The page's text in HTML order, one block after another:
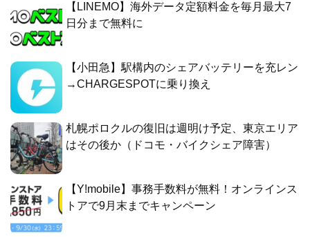
【LINEMO】海外データ定額料金を毎月最大7
日分まで無料に
【小田急】駅構内のシェアバッテリーを充レン
→CHARGESPOTに乗り換え
札幌ポロクルの復旧は週明け予定、東京エリア
はその後か（ドコモ・バイクシェア障害）
【Y!mobile】事務手数料が無料！オンラインス
トアで9月末までキャンペーン